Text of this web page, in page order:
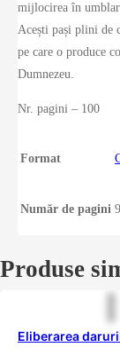
mijlocirea în
Acești pași plini de
pe care o produce
Dumnezeu.
Nr. pagini – 100
Format
Număr de pagini
Produse
Eliberarea